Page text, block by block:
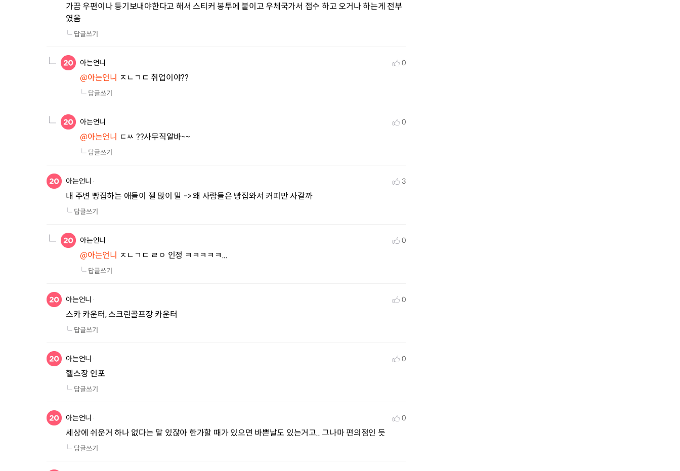
가끔 우편이나 등기보내야한다고 해서 스티커 봉투에 붙이고 우체국가서 접수 하고 오거나 하는게 전부
였음
답글쓰기
아는언니 0
@아는언니 ㅈㄴㄱㄷ 취업이야??
답글쓰기
아는언니 0
@아는언니 ㄷㅆ ??사무직알바~~
답글쓰기
아는언니 3
내 주변 빵집하는 애들이 젤 많이 말 -> 왜 사람들은 빵집와서 커피만 사갈까
답글쓰기
아는언니 0
@아는언니 ㅈㄴㄱㄷ ㄹㅇ 인정 ㅋㅋㅋㅋㅋ...
답글쓰기
아는언니 0
스카 카운터, 스크린골프장 카운터
답글쓰기
아는언니 0
헬스장 인포
답글쓰기
아는언니 0
세상에 쉬운거 하나 없다는 말 있잖아 한가할 때가 있으면 바쁜날도 있는거고.. 그나마 편의점인 듯
답글쓰기